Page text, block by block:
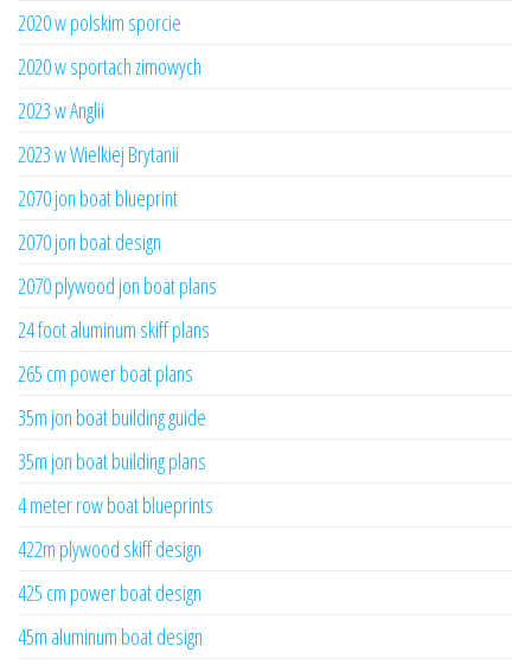
2020 w polskim sporcie
2020 w sportach zimowych
2023 w Anglii
2023 w Wielkiej Brytanii
2070 jon boat blueprint
2070 jon boat design
2070 plywood jon boat plans
24 foot aluminum skiff plans
265 cm power boat plans
35m jon boat building guide
35m jon boat building plans
4 meter row boat blueprints
422m plywood skiff design
425 cm power boat design
45m aluminum boat design